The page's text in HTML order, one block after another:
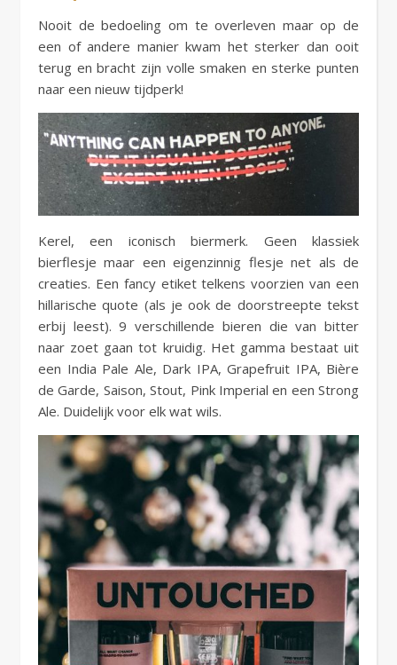
Nooit de bedoeling om te overleven maar op de
een of andere manier kwam het sterker dan ooit
terug en bracht zijn volle smaken en sterke punten
naar een nieuw tijdperk!
Kerel, een iconisch biermerk. Geen klassiek
bierflesje maar een eigenzinnig flesje net als de
creaties. Een fancy etiket telkens voorzien van een
hillarische quote (als je ook de doorstreepte tekst
erbij leest). 9 verschillende bieren die van bitter
naar zoet gaan tot kruidig. Het gamma bestaat uit
een India Pale Ale, Dark IPA, Grapefruit IPA, Bière
de Garde, Saison, Stout, Pink Imperial en een Strong
Ale. Duidelijk voor elk wat wils.